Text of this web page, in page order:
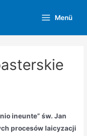
Menü
ineunte” św. Jan
procesów laicyzacji